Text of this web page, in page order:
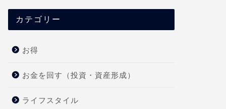
カテゴリー
お得
お金を回す（投資・資産形成）
ライフスタイル